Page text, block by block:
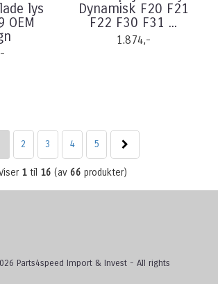
lys
OEM
Dynamisk F20 F21
F22 F30 F31 ...
1.874,-
2 3 4 5
1til 16 (av 66 produkter)
Parts4speed Import & Invest - All rights